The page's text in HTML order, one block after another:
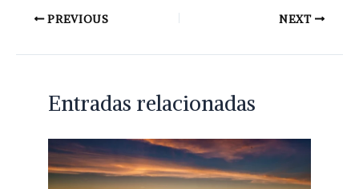
PREVIOUS NEXT
Entradas relacionadas